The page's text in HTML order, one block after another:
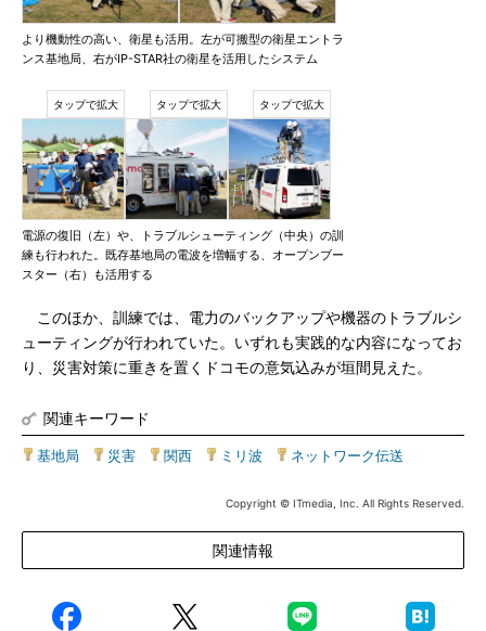
より機動性の高い、衛星も活用。左が可搬型の衛星エントラ
ンス基地局、右がIP-STAR社の衛星を活用したシステム
電源の復旧（左）や、トラブルシューティング（中央）の訓
練も行われた。既存基地局の電波を増幅する、オープンブー
スター（右）も活用する
このほか、訓練では、電力のバックアップや機器のトラブルシ
ューティングが行われていた。いずれも実践的な内容になってお
り、災害対策に重きを置くドコモの意気込みが垣間見えた。
関連キーワード
基地局 災害 関西 ミリ波 ネットワーク伝送
Copyright © ITmedia, Inc. All Rights Reserved.
関連情報